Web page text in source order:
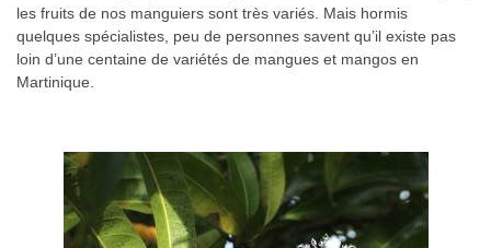
les fruits de nos manguiers sont très variés. Mais hormis
quelques spécialistes, peu de personnes savent qu’il existe pas
loin d’une centaine de variétés de mangues et mangos en
Martinique.